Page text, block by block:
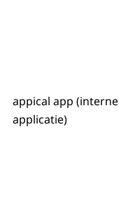
appical app (interne
applicatie)